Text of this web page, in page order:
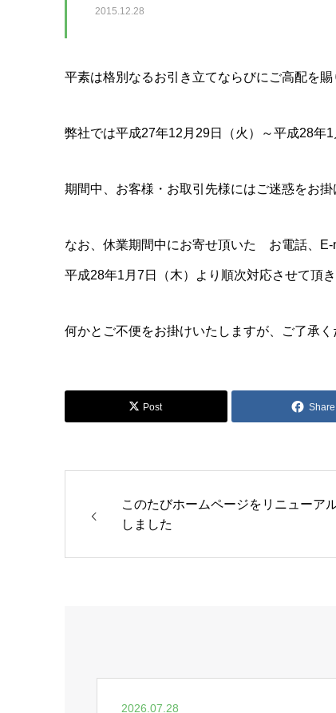
2015.12.28
平素は格別なるお引き立てならびにご高配を賜
弊社では平成27年12月29日（火）～平成28年
期間中、お客様・お取引先様にはご迷惑をお
なお、休業期間中にお寄せ頂いた お電話、E-
平成28年1月7日（木）より順次対応させて頂き
何かとご不便をお掛けいたしますが、ご了承
Post Share
このたびホームページをリニューア
しました
2026.07.28